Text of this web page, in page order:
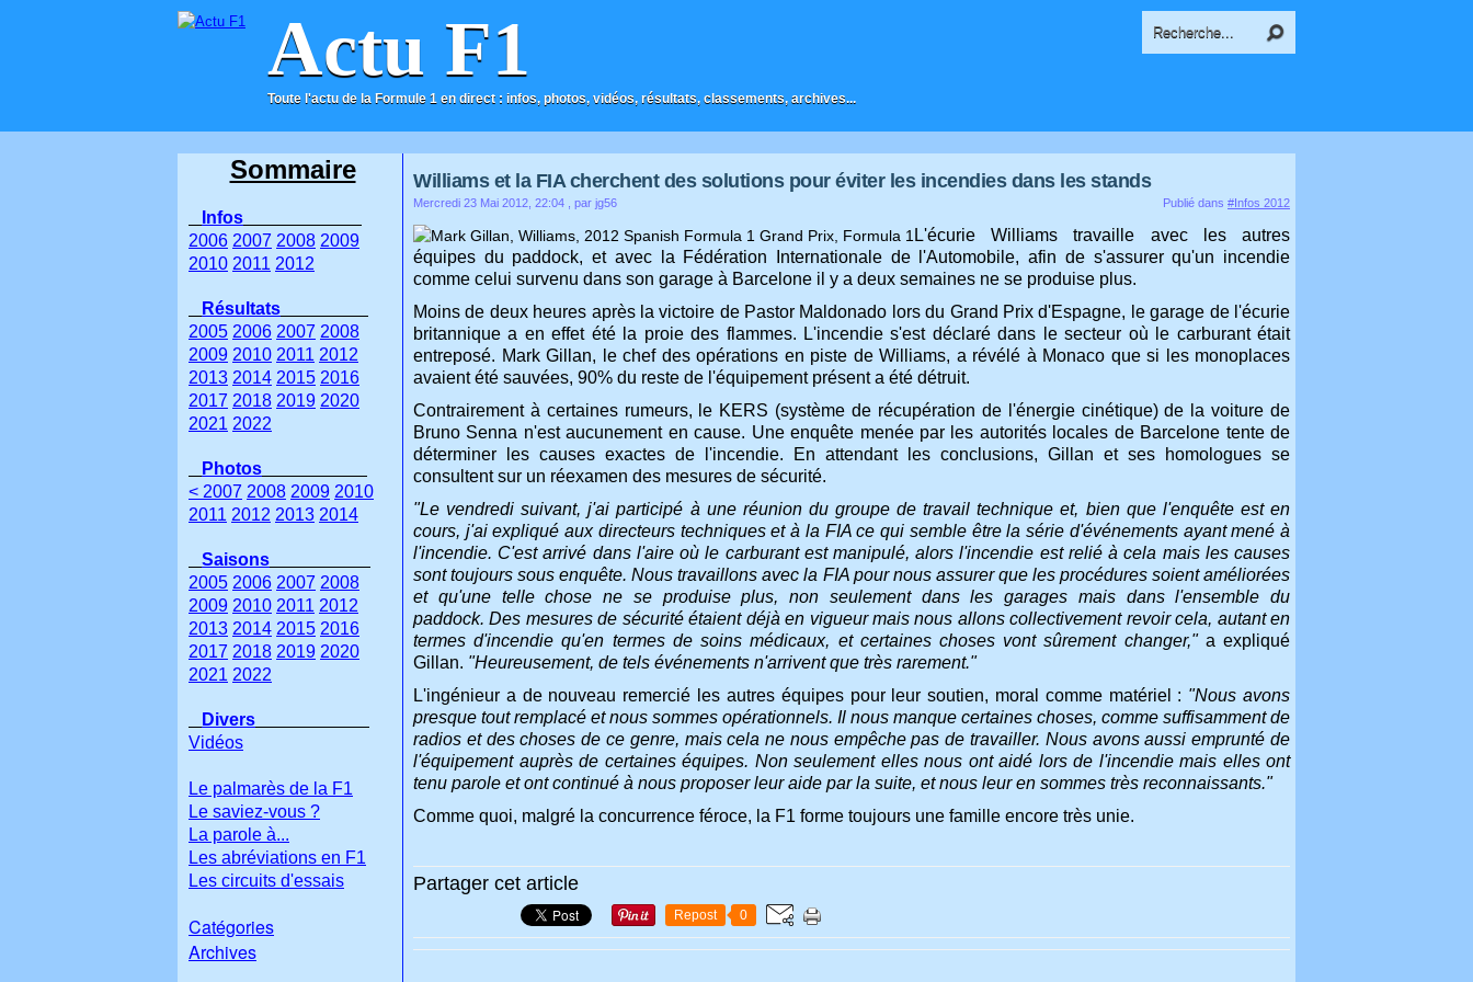
Actu F1
Toute l'actu de la Formule 1 en direct : infos, photos, vidéos, résultats, classements, archives...
ACCUEIL CONTACT
Williams et la FIA cherchent des solutions pour éviter les incendies dans les stands
Mercredi 23 Mai 2012, 22:04 , par jg56 Publié dans #Infos 2012
L'écurie Williams travaille avec les autres
équipes du paddock, et avec la Fédération Internationale de l'Automobile, afin de s'assurer qu'un incendie
comme celui survenu dans son garage à Barcelone il y a deux semaines ne se produise plus.
Moins de deux heures après la victoire de Pastor Maldonado lors du Grand Prix d'Espagne, le garage de l'écurie
britannique a en effet été la proie des flammes. L'incendie s'est déclaré dans le secteur où le carburant était
entreposé. Mark Gillan, le chef des opérations en piste de Williams, a révélé à Monaco que si les monoplaces
avaient été sauvées, 90% du reste de l'équipement présent a été détruit.
Contrairement à certaines rumeurs, le KERS (système de récupération de l'énergie cinétique) de la voiture de
Bruno Senna n'est aucunement en cause. Une enquête menée par les autorités locales de Barcelone tente de
déterminer les causes exactes de l'incendie. En attendant les conclusions, Gillan et ses homologues se
consultent sur un réexamen des mesures de sécurité.
"Le vendredi suivant, j'ai participé à une réunion du groupe de travail technique et, bien que l'enquête est en
cours, j'ai expliqué aux directeurs techniques et à la FIA ce qui semble être la série d'événements ayant mené à
l'incendie. C'est arrivé dans l'aire où le carburant est manipulé, alors l'incendie est relié à cela mais les causes
sont toujours sous enquête. Nous travaillons avec la FIA pour nous assurer que les procédures soient améliorées
et qu'une telle chose ne se produise plus, non seulement dans les garages mais dans l'ensemble du
paddock. Des mesures de sécurité étaient déjà en vigueur mais nous allons collectivement revoir cela, autant en
termes d'incendie qu'en termes de soins médicaux, et certaines choses vont sûrement changer,"a expliqué
Gillan. "Heureusement, de tels événements n'arrivent que très rarement."
L'ingénieur a de nouveau remercié les autres équipes pour leur soutien, moral comme matériel : "Nous avons
presque tout remplacé et nous sommes opérationnels. Il nous manque certaines choses, comme suffisamment de
radios et des choses de ce genre, mais cela ne nous empêche pas de travailler. Nous avons aussi emprunté de
l'équipement auprès de certaines équipes. Non seulement elles nous ont aidé lors de l'incendie mais elles ont
tenu parole et ont continué à nous proposer leur aide par la suite, et nous leur en sommes très reconnaissants."
Comme quoi, malgré la concurrence féroce, la F1 forme toujours une famille encore très unie.
Partager cet article
Repost 0
Sommaire
Infos
2006 2007 2008 2009
2010 2011 2012
Résultats
2005 2006 2007 2008
2009 2010 2011 2012
2013 2014 2015 2016
2017 2018 2019 2020
2021 2022
Photos
< 2007 2008 2009 2010
2011 2012 2013 2014
Saisons
2005 2006 2007 2008
2009 2010 2011 2012
2013 2014 2015 2016
2017 2018 2019 2020
2021 2022
Divers
Vidéos
Le palmarès de la F1
Le saviez-vous ?
La parole à...
Les abréviations en F1
Les circuits d'essais
Catégories
Archives